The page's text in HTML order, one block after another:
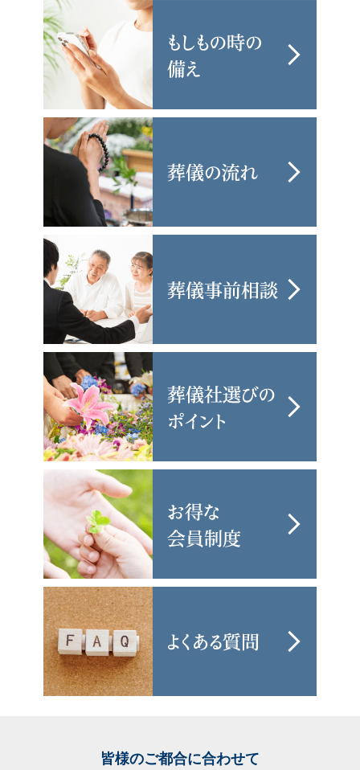
皆様のご都合に合わせて